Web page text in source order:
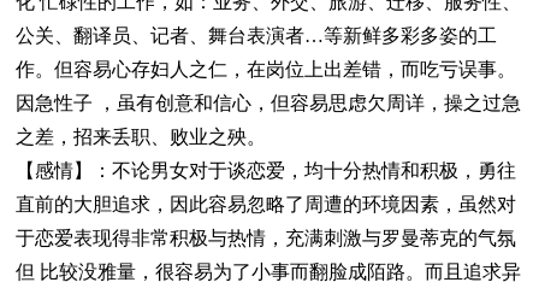
公关、翻译员、记者、舞台表演者…等新鲜多彩多姿的工
作。但容易心存妇人之仁，在岗位上出差错，而吃亏误事。
因急性子 ，虽有创意和信心，但容易思虑欠周详，操之过急
之差，招来丢职、败业之殃。
【感情】：不论男女对于谈恋爱，均十分热情和积极，勇往
直前的大胆追求，因此容易忽略了周遭的环境因素，虽然对
于恋爱表现得非常积极与热情，充满刺激与罗曼蒂克的气氛
但 比较没雅量，很容易为了小事而翻脸成陌路。而且追求异